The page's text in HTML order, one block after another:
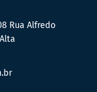
Rua Alfredo